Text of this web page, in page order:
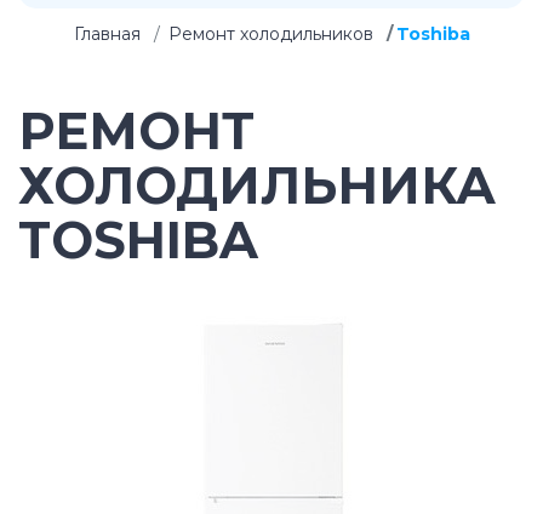
Главная Ремонт холодильников Toshiba
РЕМОНТ
ХОЛОДИЛЬНИКА
TOSHIBA